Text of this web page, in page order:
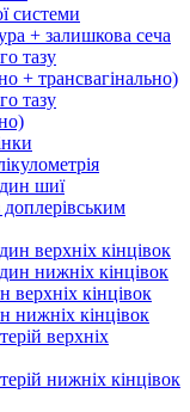
системи
+ залишкова сеча
тазу
+ трансвагінально)
тазу
шиї
доплерівським
верхніх кінцівок
нижніх кінцівок
верхніх кінцівок
нижніх кінцівок
верхніх
нижніх кінцівок